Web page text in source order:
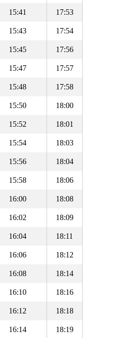
15:41 17:53
15:43 17:54
15:45 17:56
15:47 17:57
15:48 17:58
15:50 18:00
15:52 18:01
15:54 18:03
15:56 18:04
15:58 18:06
16:00 18:08
16:02 18:09
16:04 18:11
16:06 18:12
16:08 18:14
16:10 18:16
16:12 18:18
16:14 18:19